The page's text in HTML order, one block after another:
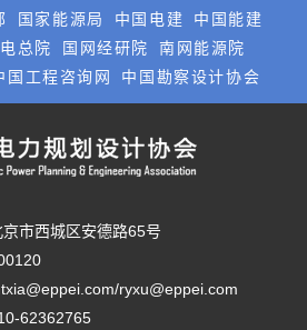
国家能源局 中国电建
中国能建
总院 国网经研院
南网能源院
国工程咨询网 中国勘察设计协会
京市西城区安德路65号
ryxu@eppei.com
62362765